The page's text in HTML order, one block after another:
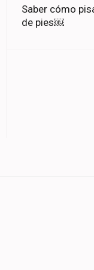
Saber cómo
de pies￼